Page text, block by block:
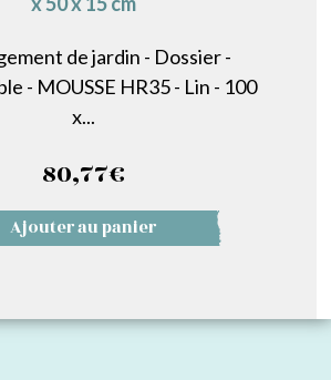
de jardin - Dossier -
- MOUSSE HR35 - Lin - 100
x...
80,77€
Ajouter au panier